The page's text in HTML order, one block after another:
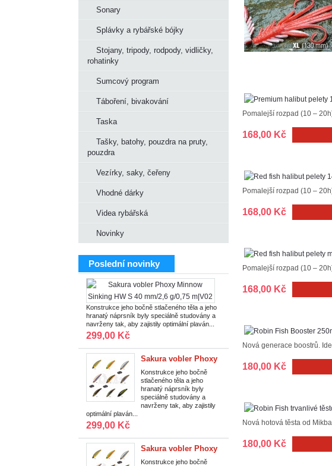
Sonary
Splávky a rybářské bójky
Stojany, tripody, rodpody, vidličky,
rohatinky
Sumcový program
Táboření, bivakování
Taska
Tašky, batohy, pouzdra na pruty,
pouzdra
Vezírky, saky, čeřeny
Vhodné dárky
Videa rybářská
Novinky
Poslední novinky
Sakura
Sinking
Konstrukce jeho bočně stlačeného těla a jeho
hranatý náprsník byly speciálně studovány a
navrženy tak, aby zajistily optimální plaván...
299,00 Kč
Sakura vobler Phoxy
Minnow Sinking HW
S 40 mm/2,6 g/0,75
m|T14
Konstrukce jeho bočně
stlačeného těla a jeho
hranatý náprsník byly
speciálně studovány a
navrženy tak, aby zajistily
optimální plaván...
299,00 Kč
Sakura vobler Phoxy
Minnow Sinking HW
Konstrukce jeho bočně
Pomalejší rozpad (10 –
168,00 Kč
Pomalejší rozpad (10 –
168,00 Kč
Pomalejší rozpad (10 –
168,00 Kč
Nová generace boostrů.
180,00 Kč
Nová hotová těsta od
180,00 Kč